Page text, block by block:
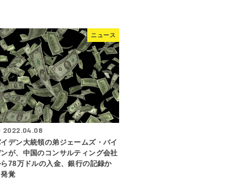
ニュース
2022.04.08
デン大統領の弟ジェームズ・バイ
が、中国のコンサルティング会社
78万ドルの入金、銀行の記録か
発覚